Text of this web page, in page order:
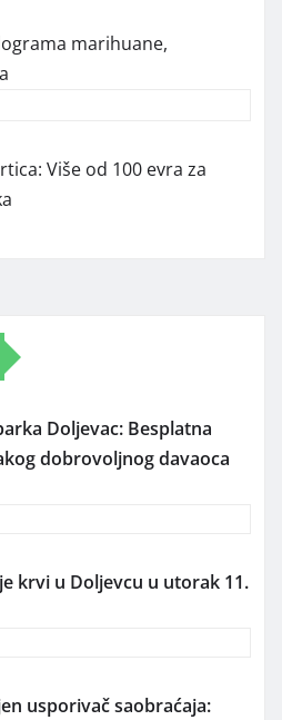
marihuane,
Više od 100 evra za
Doljevac: Besplatna
dobrovoljnog davaoca
krvi u Doljevcu u utorak 11.
usporivač saobraćaja: